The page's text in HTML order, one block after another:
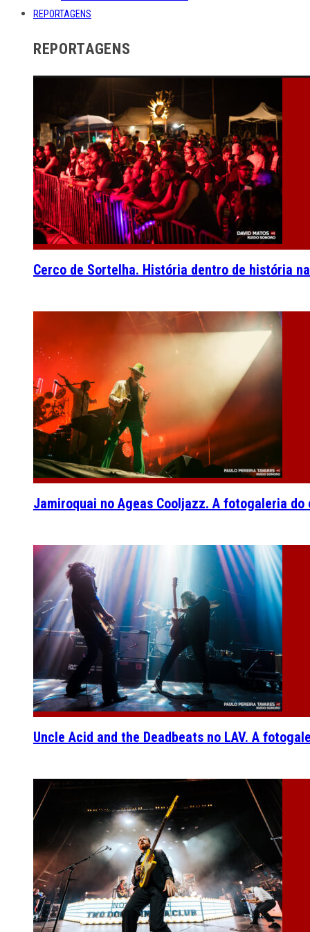
REPORTAGENS
REPORTAGENS
Cerco de Sortelha. História dentro de história
Jamiroquai no Ageas Cooljazz. A fotogaleria do
Uncle Acid and the Deadbeats no LAV. A